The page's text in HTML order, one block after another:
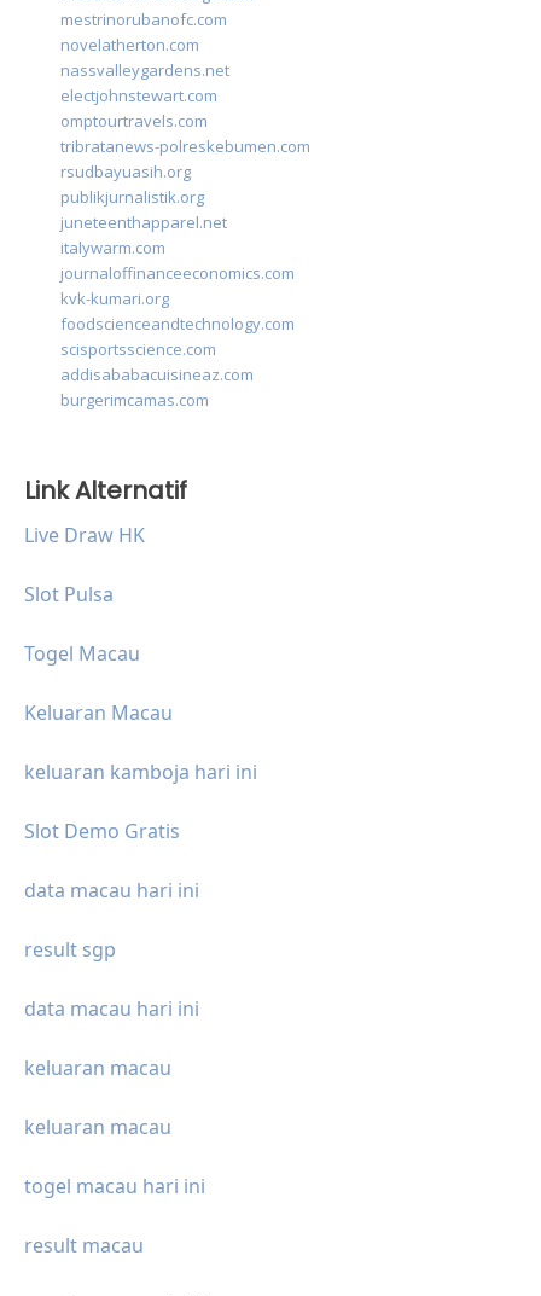
mestrinorubanofc.com
novelatherton.com
nassvalleygardens.net
electjohnstewart.com
omptourtravels.com
tribratanews-polreskebumen.com
rsudbayuasih.org
publikjurnalistik.org
juneteenthapparel.net
italywarm.com
journaloffinanceeconomics.com
kvk-kumari.org
foodscienceandtechnology.com
scisportsscience.com
addisababacuisineaz.com
burgerimcamas.com
Link Alternatif
Live Draw HK
Slot Pulsa
Togel Macau
Keluaran Macau
keluaran kamboja hari ini
Slot Demo Gratis
data macau hari ini
result sgp
data macau hari ini
keluaran macau
keluaran macau
togel macau hari ini
result macau